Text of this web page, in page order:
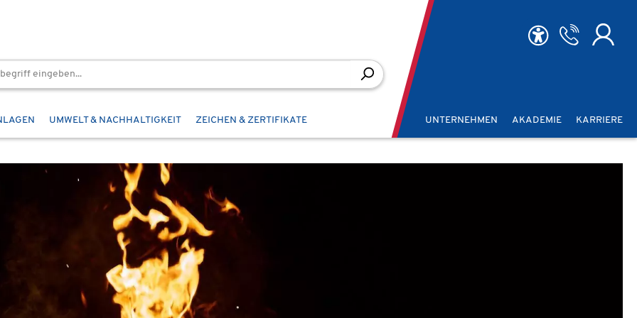
UMWELT & NACHHALTIGKEIT ZEICHEN & ZERTIFIKATE UNTERNEHMEN AKADEMIE KARRIERE